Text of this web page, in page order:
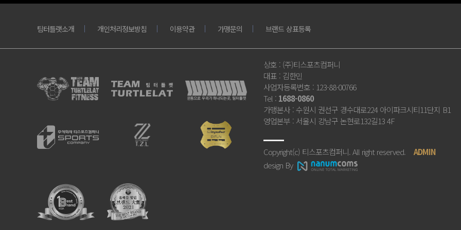
팀터틀랫소개 개인처리정보방침 이용약관 가맹문의 브랜드 상표등록
상호 : (주)티스포츠컴퍼니
대표 : 김한민
사업자등록번호 : 123-88-00766
Tel : 1688-0860
가맹본사: 수원시 권선구 경수대로224 아이파크시티11단지 B1
영업본부 : 서울시 강남구 논현로132길13 4F
Copyright(c) 티스포츠컴퍼니. All right reserved. ADMIN
design By